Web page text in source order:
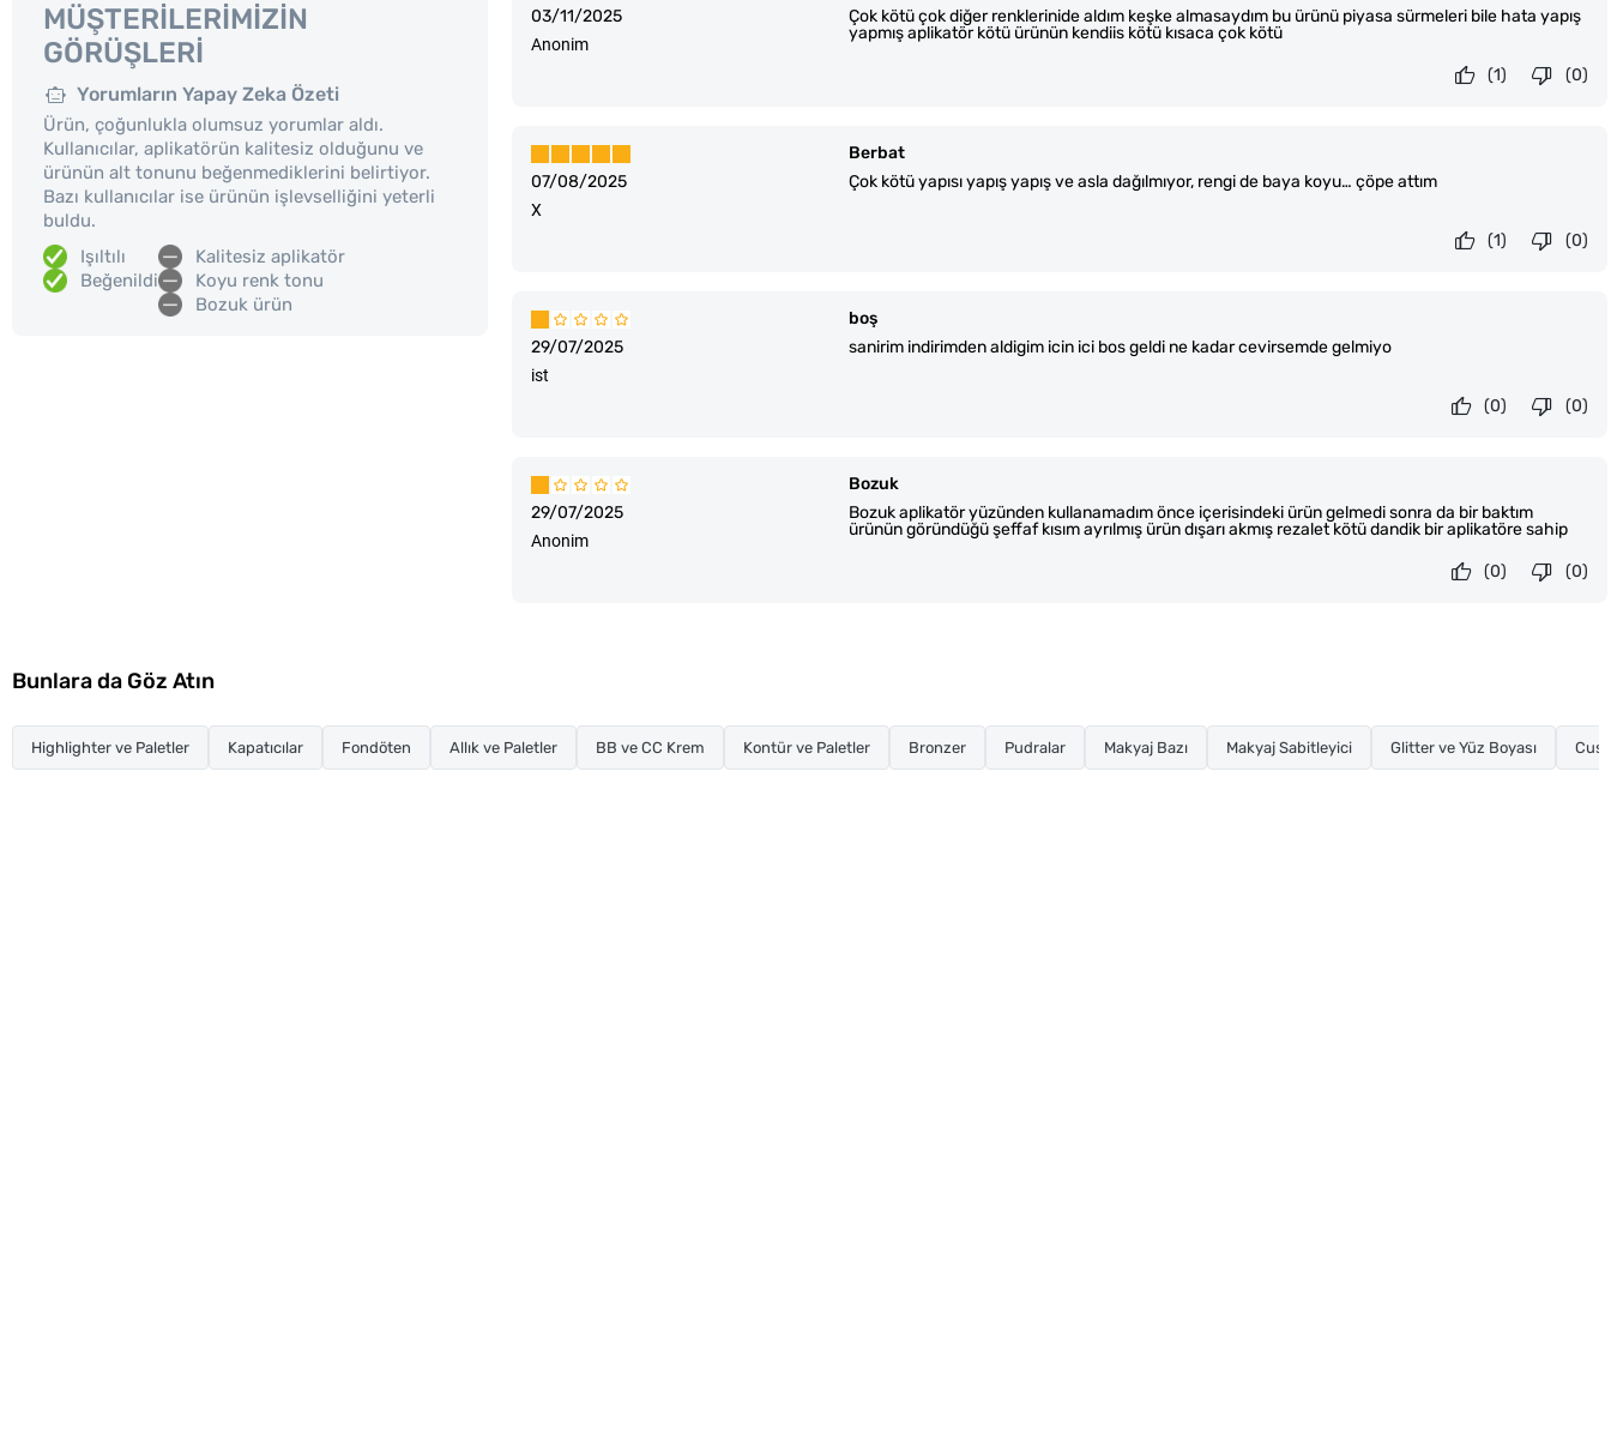
MÜŞTERILERIMIZIN
GÖRÜŞLERI
Yorumların Yapay Zeka Özeti
Ürün, çoğunlukla olumsuz yorumlar aldı.
Kullanıcılar, aplikatörün kalitesiz olduğunu ve
ürünün alt tonunu beğenmediklerini belirtiyor.
Bazı kullanıcılar ise ürünün işlevselliğini yeterli
buldu.
Işıltılı
Beğenildi
Kalitesiz aplikatör
Koyu renk tonu
Bozuk ürün
03/11/2025
Çok kötü çok diğer renklerinide aldım keşke almasaydım bu ürünü piyasa sürmeleri bile hata yapış
yapmış aplikatör kötü ürünün kendiis kötü kısaca çok kötü
Anonim
(0)
(1)
07/08/2025
Berbat
Çok kötü yapısı yapış yapış ve asla dağılmıyor, rengi de baya koyu… çöpe attım
X
(0)
(1)
29/07/2025
boş
sanirim indirimden aldigim icin ici bos geldi ne kadar cevirsemde gelmiyo
ist
(0)
(0)
29/07/2025
Bozuk
Bozuk aplikatör yüzünden kullanamadım önce içerisindeki ürün gelmedi sonra da bir baktım
ürünün göründüğü şeffaf kısım ayrılmış ürün dışarı akmış rezalet kötü dandik bir aplikatöre sahip
Anonim
(0)
(0)
Bunlara da Göz Atın
Highlighter ve Paletler Kapatıcılar Fondöten Allık ve Paletler BB ve CC Krem Kontür ve Paletler Bronzer Pudralar Makyaj Bazı Makyaj Sabitleyici Glitter ve Yüz Boyası